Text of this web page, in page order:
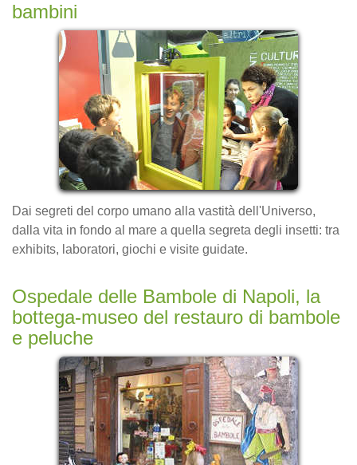
bambini
Dai segreti del corpo umano alla vastità dell'Universo,
dalla vita in fondo al mare a quella segreta degli insetti: tra
exhibits, laboratori, giochi e visite guidate.
Ospedale delle Bambole di Napoli, la
bottega-museo del restauro di bambole
e peluche